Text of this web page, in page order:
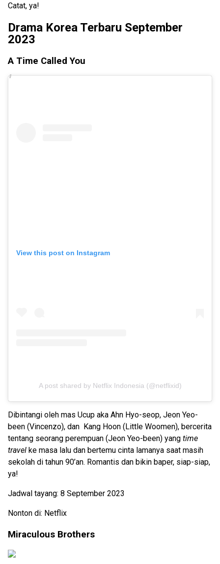
Catat, ya!
Drama Korea Terbaru September
2023
A Time Called You
View this post on Instagram
A post shared by Netflix Indonesia (@netflixid)
Dibintangi oleh mas Ucup aka Ahn Hyo-seop, Jeon Yeo-
been (Vincenzo), dan Kang Hoon (Little Woomen), bercerita
tentang seorang perempuan (Jeon Yeo-been) yang time
travel ke masa lalu dan bertemu cinta lamanya saat masih
sekolah di tahun 90’an. Romantis dan bikin baper, siap-siap,
ya!
Jadwal tayang: 8 September 2023
Nonton di: Netflix
Miraculous Brothers